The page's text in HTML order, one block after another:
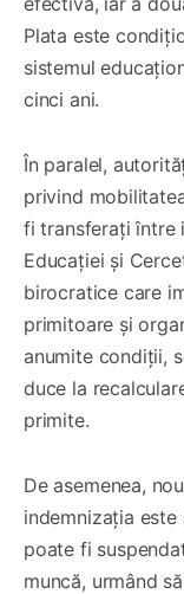
Plata este
sistemul
cinci ani.
În paralel,
privind
fi transferați între
Educației și
birocratice care
primitoare și
anumite condiții,
duce la
primite.
De asemenea,
indemnizația
poate fi
muncă, urmând